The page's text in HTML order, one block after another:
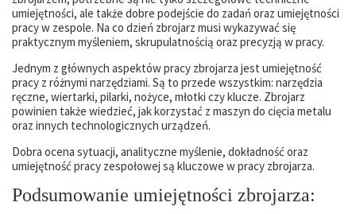
umiejętności, ale także dobre podejście do zadań oraz umiejętności
pracy w zespole. Na co dzień zbrojarz musi wykazywać się
praktycznym myśleniem, skrupulatnością oraz precyzją w pracy.
Jednym z głównych aspektów pracy zbrojarza jest umiejętność
pracy z różnymi narzędziami. Są to przede wszystkim: narzędzia
ręczne, wiertarki, pilarki, nożyce, młotki czy klucze. Zbrojarz
powinien także wiedzieć, jak korzystać z maszyn do cięcia metalu
oraz innych technologicznych urządzeń.
Dobra ocena sytuacji, analityczne myślenie, dokładność oraz
umiejętność pracy zespołowej są kluczowe w pracy zbrojarza.
Podsumowanie umiejętności zbrojarza: